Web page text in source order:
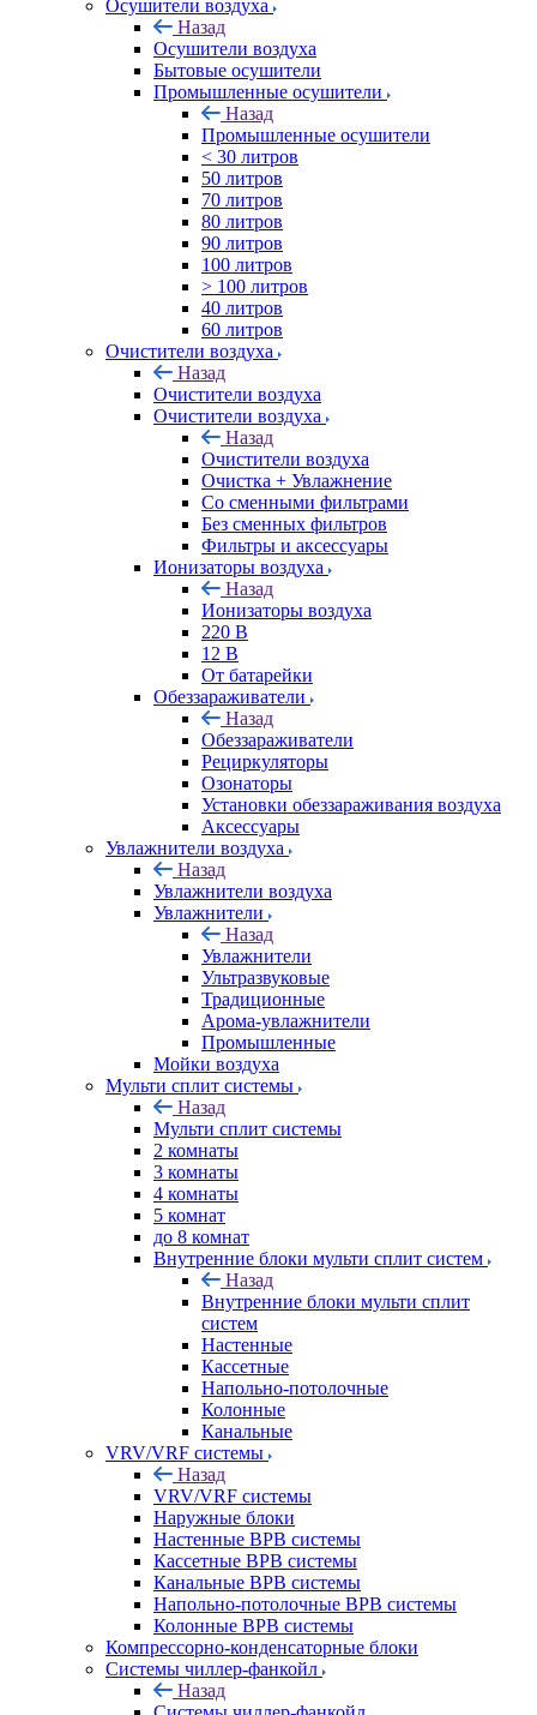
Осушители воздуха
Назад
Осушители воздуха
Бытовые осушители
Промышленные осушители
Назад
Промышленные осушители
< 30 литров
50 литров
70 литров
80 литров
90 литров
100 литров
> 100 литров
40 литров
60 литров
Очистители воздуха
Назад
Очистители воздуха
Очистители воздуха
Назад
Очистители воздуха
Очистка + Увлажнение
Cо сменными фильтрами
Без сменных фильтров
Фильтры и аксессуары
Ионизаторы воздуха
Назад
Ионизаторы воздуха
220 В
12 В
От батарейки
Обеззараживатели
Назад
Обеззараживатели
Рециркуляторы
Озонаторы
Установки обеззараживания воздуха
Аксессуары
Увлажнители воздуха
Назад
Увлажнители воздуха
Увлажнители
Назад
Увлажнители
Ультразвуковые
Традиционные
Арома-увлажнители
Промышленные
Мойки воздуха
Мульти сплит системы
Назад
Мульти сплит системы
2 комнаты
3 комнаты
4 комнаты
5 комнат
до 8 комнат
Внутренние блоки мульти сплит систем
Назад
Внутренние блоки мульти сплит
систем
Настенные
Кассетные
Напольно-потолочные
Колонные
Канальные
VRV/VRF системы
Назад
VRV/VRF системы
Наружные блоки
Настенные ВРВ системы
Кассетные ВРВ системы
Канальные ВРВ системы
Напольно-потолочные ВРВ системы
Колонные ВРВ системы
Компрессорно-конденсаторные блоки
Системы чиллер-фанкойл
Назад